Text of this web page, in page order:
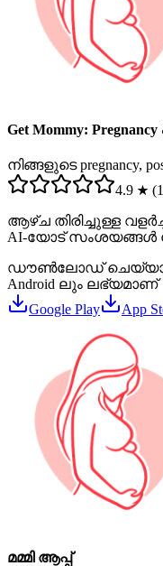
Get Mommy:
നിങ്ങളുടെ pregnancy,
4.9 ★
ആഴ്ച തിരിച്ചുള്ള
AI-യോട് സംശയങ്ങൾ
ഡൗൺലോഡ്
Android ലും ലഭ്യമാണ്
Google Play
App
മമ്മി ആപ്പ്